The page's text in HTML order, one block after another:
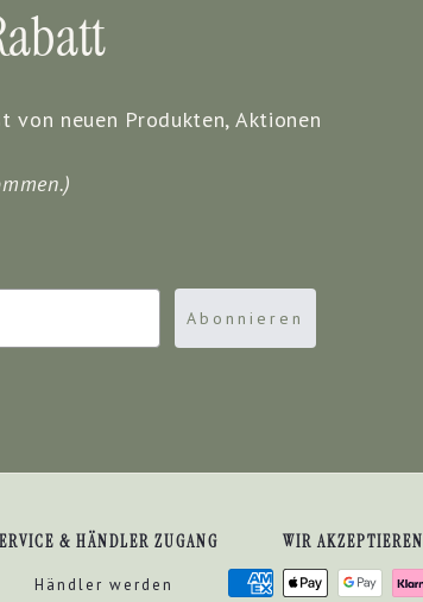
neuen Produkten, Aktionen
Abonnieren
& HÄNDLER ZUGANG
Händler werden
WIR AKZEPTIEREN